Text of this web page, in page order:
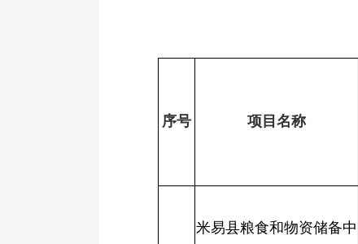
序号 项目名称
米易县粮食和物资储备中